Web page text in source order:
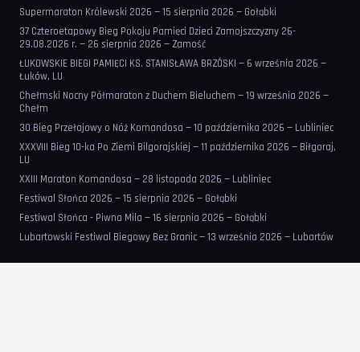
Supermaraton Królewski 2026 — 15 sierpnia 2026 — Gołąbki
37 Czteroetapowy Bieg Pokoju Pamięci Dzieci Zamojszczyzny 26-
29.08.2026 r. — 26 sierpnia 2026 — Zamość
ŁUKOWSKIE BIEGI PAMIĘCI KS. STANISŁAWA BRZÓSKI — 6 września 2026 —
Łuków, LU
Chełmski Nocny Półmaraton z Duchem Bieluchem — 19 września 2026 —
Chełm
30 Bieg Przełajowy o Nóż Komandosa — 10 października 2026 — Lubliniec
XXXVIII Bieg 10-ka Po Ziemi Bilgorajskiej — 11 października 2026 — Biłgoraj,
LU
XXIII Maraton Komandosa — 28 listopada 2026 — Lubliniec
Festiwal Słońca 2026 — 15 sierpnia 2026 — Gołąbki
Festiwal Słońca - Piwna Mila — 16 sierpnia 2026 — Gołąbki
Lubartowski Festiwal Biegowy Bez Granic — 13 września 2026 — Lubartów